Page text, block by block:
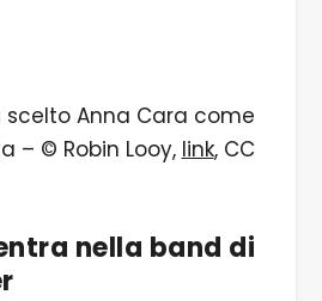
scelto Anna Cara come
– © Robin Looy, link, CC
nella band di